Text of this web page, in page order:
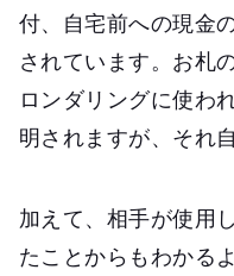
付、自宅前への現金
されています。お札
ロンダリングに使わ
明されますが、それ
加えて、相手が使用
たことからもわかる